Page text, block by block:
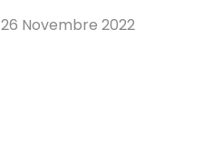
26 Novembre 2022